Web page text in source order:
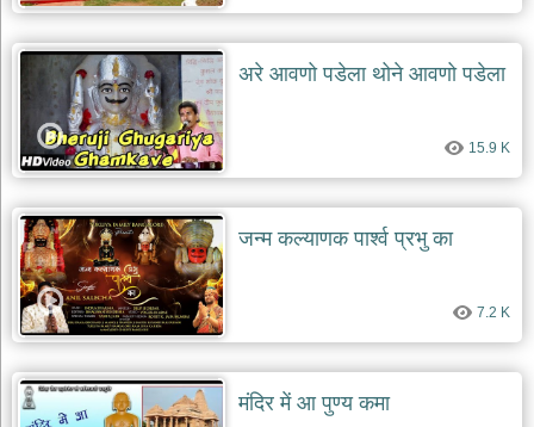
अरे आवणो पडेला थोने आवणो पडेला
15.9 K
जन्म कल्याणक पार्श्व प्रभु का
7.2 K
मंदिर में आ पुण्य कमा